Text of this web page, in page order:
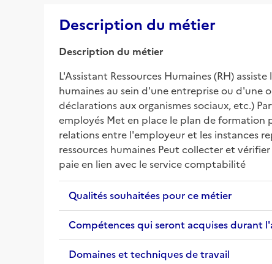
Description du métier
Description du métier
L'Assistant Ressources Humaines (RH)
humaines au sein d'une entreprise ou d'une
déclarations aux organismes sociaux, etc.)
employés Met en place le plan de formation
relations entre l'employeur et les instances
ressources humaines Peut collecter et
paie en lien avec le service comptabilité
Qualités souhaitées pour ce métier
Compétences qui seront acquises durant
Domaines et techniques de travail